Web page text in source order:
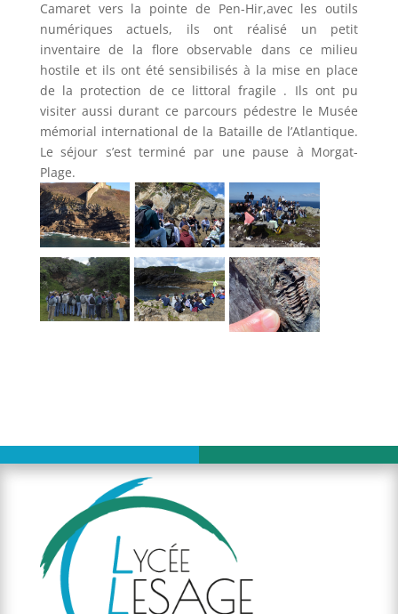
Camaret vers la pointe de Pen-Hir,avec les outils
numériques actuels, ils ont réalisé un petit
inventaire de la flore observable dans ce milieu
hostile et ils ont été sensibilisés à la mise en place
de la protection de ce littoral fragile . Ils ont pu
visiter aussi durant ce parcours pédestre le Musée
mémorial international de la Bataille de l’Atlantique.
Le séjour s’est terminé par une pause à Morgat-
Plage.